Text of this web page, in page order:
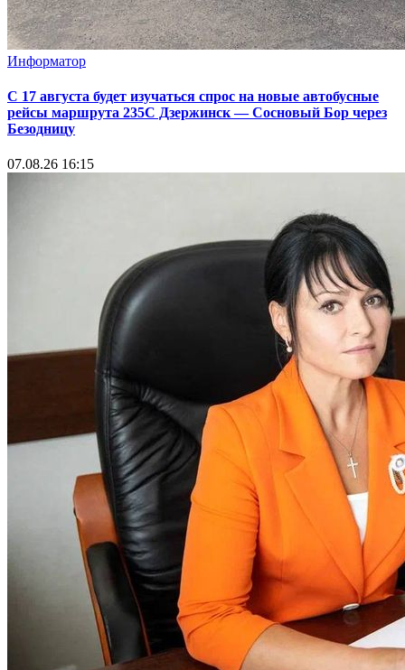
Информатор
С 17 августа будет изучаться спрос на новые автобусные
рейсы маршрута 235С Дзержинск — Сосновый Бор через
Безодницу
07.08.26 16:15